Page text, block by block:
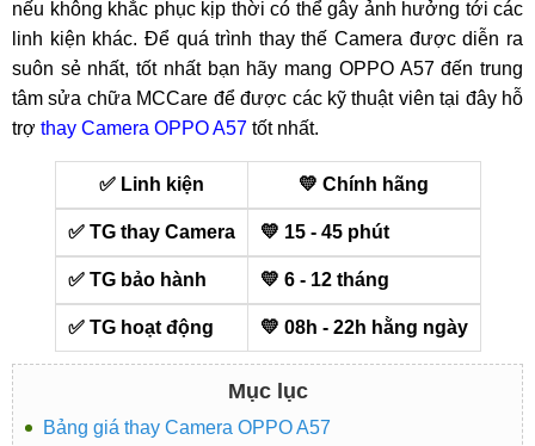
nếu không khắc phục kịp thời có thể gây ảnh hưởng tới các
linh kiện khác. Để quá trình thay thế Camera được diễn ra
suôn sẻ nhất, tốt nhất bạn hãy mang OPPO A57 đến trung
tâm sửa chữa MCCare để được các kỹ thuật viên tại đây hỗ
trợ thay Camera OPPO A57 tốt nhất.
✅ Linh kiện 💛 Chính hãng
✅ TG thay Camera 💛 15 - 45 phút
✅ TG bảo hành 💛 6 - 12 tháng
✅ TG hoạt động 💛 08h - 22h hằng ngày
Mục lục
Bảng giá thay Camera OPPO A57